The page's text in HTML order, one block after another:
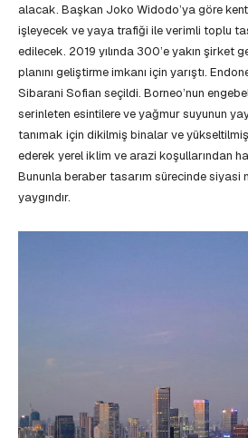
alacak. Başkan Joko Widodo’ya göre
işleyecek ve yaya trafiği ile verimli toplu
edilecek. 2019 yılında 300’e yakın şirket
planını geliştirme imkanı için yarıştı.
Sibarani Sofian seçildi. Borneo’nun
serinleten esintilere ve yağmur suyunun
tanımak için dikilmiş binalar ve
ederek yerel iklim ve arazi koşullarından
Bununla beraber tasarım sürecinde siyasi
yaygındır.